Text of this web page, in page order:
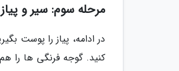
مرحله سوم: سیر و
در ادامه، پیاز را پوست
کنید. گوجه فرنگی ها را